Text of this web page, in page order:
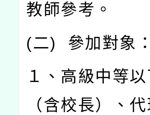
教師參考。
(二) 參加對象：
１、高級中等
（含校長）、